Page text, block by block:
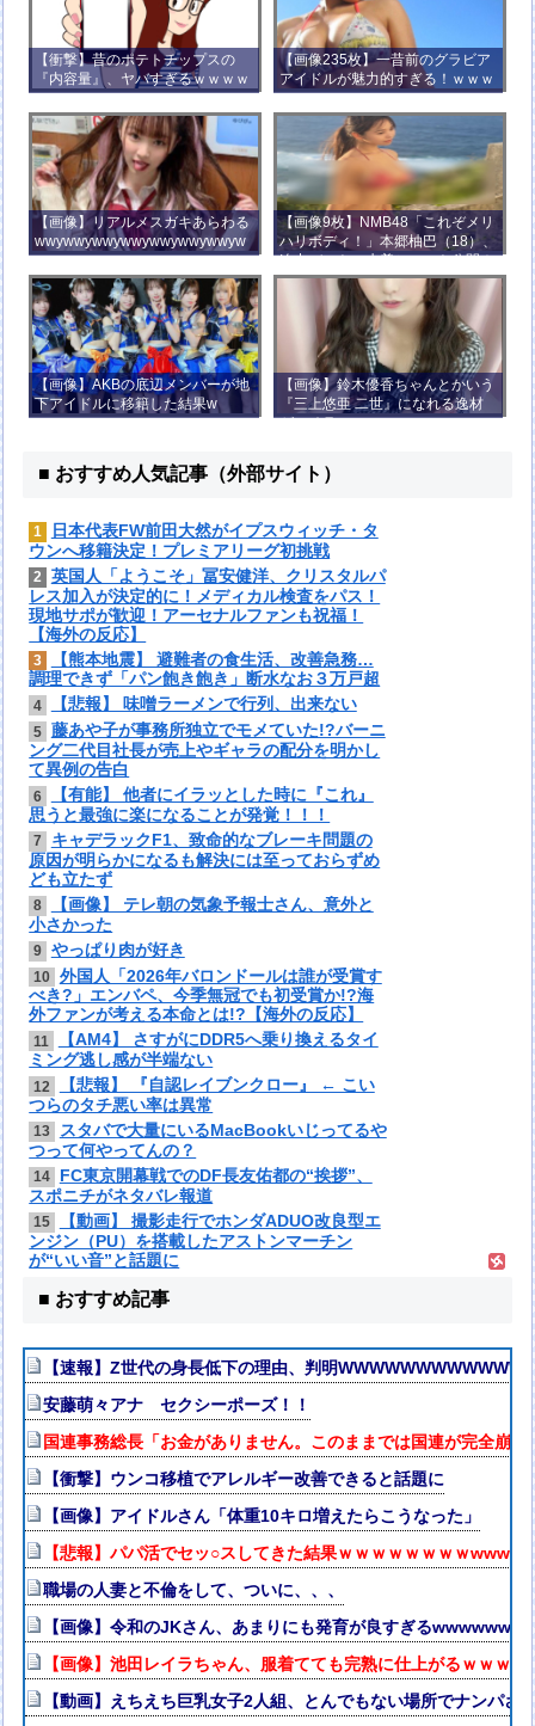
【衝撃】昔のポテトチップスの
『内容量』、ヤバすぎるｗｗｗｗ
ｗｗｗｗ
【画像235枚】一昔前のグラビア
アイドルが魅力的すぎる！ｗｗｗ
【画像】リアルメスガキあらわる
wwywwywwywwywwywwywwyw
wywwy
【画像9枚】NMB48「これぞメリ
ハリボディ！」本郷柚巴（18）、
迫力バストの水着ショット公開！
【画像】AKBの底辺メンバーが地
下アイドルに移籍した結果w
【画像】鈴木優香ちゃんとかいう
『三上悠亜 二世』になれる逸材
がコチラ
■ おすすめ人気記事（外部サイト）
1
日本代表FW前田大然がイプスウィッチ・タ
ウンへ移籍決定！プレミアリーグ初挑戦
2 英国人「ようこそ」冨安健洋、クリスタルパ
レス加入が決定的に！メディカル検査をパス！
現地サポが歓迎！アーセナルファンも祝福！
【海外の反応】
3
【熊本地震】 避難者の食生活、改善急務…
調理できず「パン飽き飽き」断水なお３万戸超
4 【悲報】 味噌ラーメンで行列、出来ない
5 藤あや子が事務所独立でモメていた!?バーニ
ング二代目社長が売上やギャラの配分を明かし
て異例の告白
6
【有能】 他者にイラッとした時に『これ』
思うと最強に楽になることが発覚！！！
7
キャデラックF1、致命的なブレーキ問題の
原因が明らかになるも解決には至っておらずめ
ども立たず
8
【画像】 テレ朝の気象予報士さん、意外と
小さかった
9 やっぱり肉が好き
10 外国人「2026年バロンドールは誰が受賞す
べき?」エンバペ、今季無冠でも初受賞か!?海
外ファンが考える本命とは!?【海外の反応】
11
【AM4】 さすがにDDR5へ乗り換えるタイ
ミング逃し感が半端ない
12
【悲報】 『自認レイブンクロー』 ← こい
つらのタチ悪い率は異常
13
スタバで大量にいるMacBookいじってるや
つって何やってんの？
14
FC東京開幕戦でのDF長友佑都の“挨拶”、
スポニチがネタバレ報道
15
【動画】 撮影走行でホンダADUO改良型エ
ンジン（PU）を搭載したアストンマーチン
が“いい音”と話題に
■ おすすめ記事
【速報】Z世代の身長低下の理由、判明
安藤萌々アナ セクシーポーズ！！
国連事務総長「お金がありません。このままでは国連が完全崩
【衝撃】ウンコ移植でアレルギー改善できると話題に
【画像】アイドルさん「体重10キロ増えたらこうなった」
【悲報】パパ活でセッ○スしてきた結果ｗｗｗｗｗｗｗｗwwww
職場の人妻と不倫をして、ついに、、、
【画像】令和のJKさん、あまりにも発育が良すぎる
【画像】池田レイラちゃん、服着てても完熟に仕上がるｗｗｗ
【動画】えちえち巨乳女子2人組、とんでもない場所でナンパ